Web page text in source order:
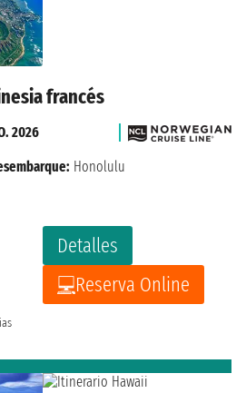
francés
Detalles
Reserva Online
2026
Honolulu